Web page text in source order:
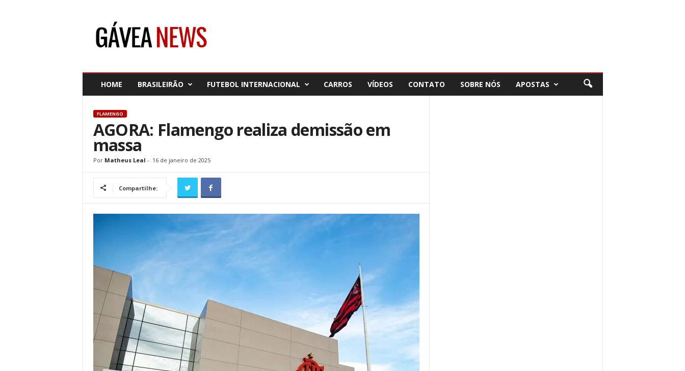
HOME BRASILEIRÃO FUTEBOL INTERNACIONAL CARROS VÍDEOS CONTATO SOBRE NÓS APOSTAS
FLAMENGO
AGORA: Flamengo realiza demissão em
massa
Por Matheus Leal - 16 de janeiro de 2025
Compartilhe: